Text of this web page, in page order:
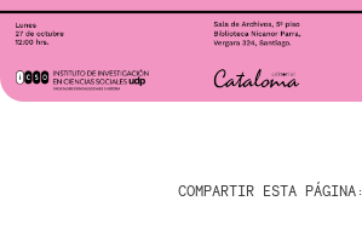
COMPARTIR ESTA PÁGINA: